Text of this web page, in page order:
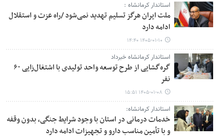
استاندار کرمانشاه :
ملت ایران هرگز تسلیم تهدید نمی‌شود /راه عزت و استقلال
ادامه دارد
۱۴۰۵-۰۱-۱۰ ۱۴:۴۰
استاندار کرمانشاه خبرداد
گره‌گشایی از طرح توسعه واحد تولیدی با اشتغال‌زایی ۶۰
نفر
۱۴۰۵-۰۱-۰۸ ۱۵:۵۱
استاندار کرمانشاه:
خدمات درمانی در استان با وجود شرایط جنگی، بدون وقفه
و با تأمین مناسب دارو و تجهیزات ادامه دارد